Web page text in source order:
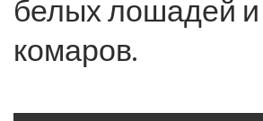
белых лошадей и
комаров.